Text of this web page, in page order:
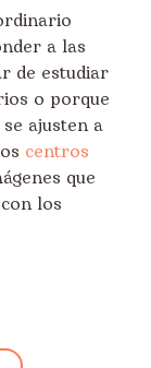
a las
de estudiar
o porque
ajusten a
centros
que
los